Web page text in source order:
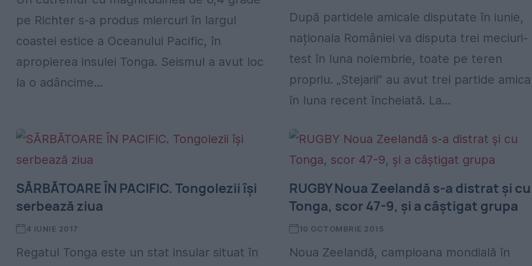
pe Richter s-a produs miercuri în largul
coastei estice a Oceanului Pacific, în
apropierea insulei Tonga. Seismul a avut loc
la o adâncime...
După partidele amicale disputate în iunie,
naționala României va disputa trei meciuri-
test în luna noiembrie, toate pe teren
propriu. „Stejarii” au avut trei partide
în luna recent încheiată. La...
SĂRBĂTOARE ÎN PACIFIC. Tongolezii îşi
serbează ziua
4 IUNIE 2017
Regatul Tonga este un stat insular situat în
RUGBY Noua Zeelandă s-a distrat și cu
Tonga, scor 47-9, și a câștigat grupa
10 OCTOMBRIE 2015
Noua Zeelandă, campioana mondială în